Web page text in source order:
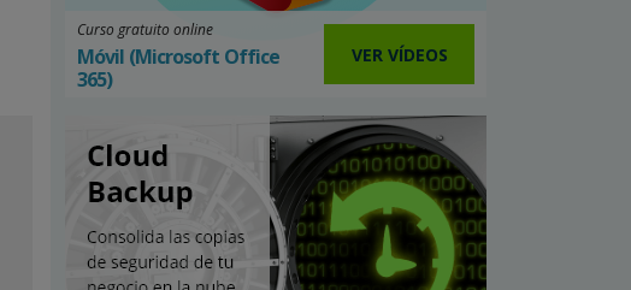
Curso gratuito online
Móvil (Microsoft Office
365)
VER VÍDEOS